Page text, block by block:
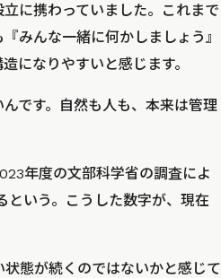
に携わっていました。これまで
みんな一緒に何かしましょう』
になりやすいと感じます。
です。自然も人も、本来は管理
年度の文部科学省の調査によ
という。こうした数字が、現在
態が続くのではないかと感じて